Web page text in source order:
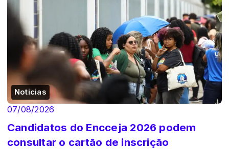
Noticias
07/08/2026
Candidatos do Encceja 2026 podem
consultar o cartão de inscrição